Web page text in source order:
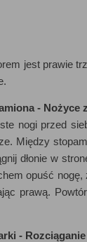
jest prawie
- Nożyce
nogi przed
Między
dłonie w
opuść
prawą.
-